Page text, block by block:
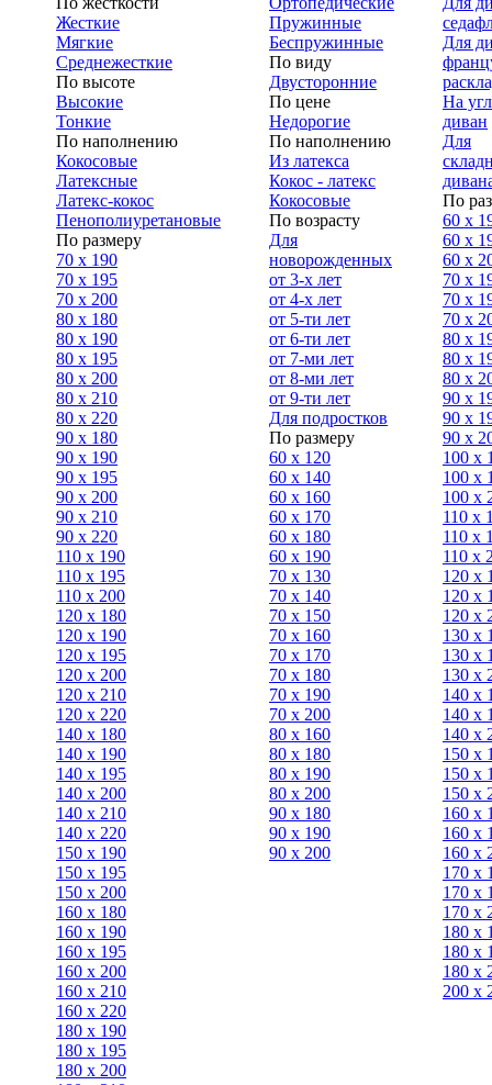
Жесткие
Мягкие
Среднежесткие
По высоте
Высокие
Тонкие
По наполнению
Кокосовые
Латексные
Латекс-кокос
Пенополиуретановые
По размеру
70 х 190
70 х 195
70 х 200
80 х 180
80 х 190
80 х 195
80 х 200
80 x 210
80 x 220
90 x 180
90 х 190
90 х 195
90 х 200
90 x 210
90 x 220
110 x 190
110 x 195
110 x 200
120 x 180
120 х 190
120 х 195
120 х 200
120 x 210
120 x 220
140 x 180
140 х 190
140 х 195
140 х 200
140 x 210
140 x 220
150 х 190
150 х 195
150 х 200
160 x 180
160 х 190
160 х 195
160 х 200
160 x 210
160 x 220
180 х 190
180 х 195
180 х 200
Пружинные
Беспружинные
По виду
Двусторонние
По цене
Недорогие
По наполнению
Из латекса
Кокос - латекс
Кокосовые
По возрасту
Для
новорожденных
от 3-х лет
от 4-х лет
от 5-ти лет
от 6-ти лет
от 7-ми лет
от 8-ми лет
от 9-ти лет
Для подростков
По размеру
60 х 120
60 х 140
60 х 160
60 х 170
60 х 180
60 х 190
70 х 130
70 х 140
70 х 150
70 х 160
70 х 170
70 х 180
70 х 190
70 х 200
80 х 160
80 х 180
80 x 190
80 x 200
90 х 180
90 x 190
90 x 200
Для
На
диван
Для
По
60 х
60 х
60 х
70 x
70 х
70 x
80 x
80 x
80 x
90 x
90 x
90 x
100 x
100 х
100 x
110 x
110 х
110 х
120 х
120 х
120 х
130 х
130 х
130 х
140 х
140 х
140 х
150 х
150 х
150 х
160 х
160 х
160 х
170 х
170 х
170 х
180 х
180 х
180 х
200 x